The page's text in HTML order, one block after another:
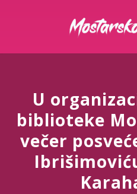
U
biblioteke
večer